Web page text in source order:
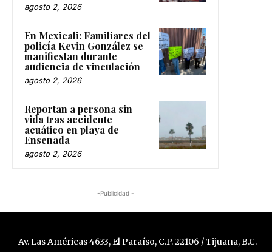
agosto 2, 2026
En Mexicali: Familiares del
policía Kevin González se
manifiestan durante
audiencia de vinculación
agosto 2, 2026
Reportan a persona sin
vida tras accidente
acuático en playa de
Ensenada
agosto 2, 2026
-Publicidad -
Av. Las Américas 4633, El Paraíso, C.P. 22106 / Tijuana, B.C.